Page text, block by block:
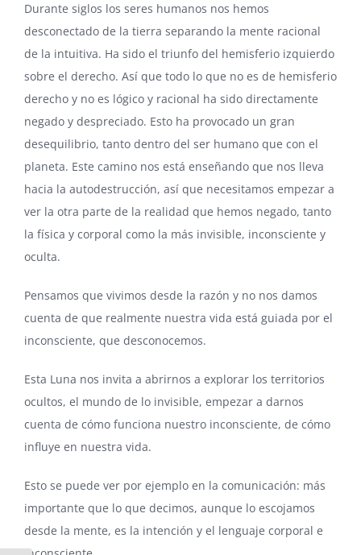
Durante siglos los seres humanos nos hemos
desconectado de la tierra separando la mente racional
de la intuitiva. Ha sido el triunfo del hemisferio izquierdo
sobre el derecho. Así que todo lo que no es de hemisferio
derecho y no es lógico y racional ha sido directamente
negado y despreciado. Esto ha provocado un gran
desequilibrio, tanto dentro del ser humano que con el
planeta. Este camino nos está enseñando que nos lleva
hacia la autodestrucción, así que necesitamos empezar a
ver la otra parte de la realidad que hemos negado, tanto
la física y corporal como la más invisible, inconsciente y
oculta.
Pensamos que vivimos desde la razón y no nos damos
cuenta de que realmente nuestra vida está guiada por el
inconsciente, que desconocemos.
Esta Luna nos invita a abrirnos a explorar los territorios
ocultos, el mundo de lo invisible, empezar a darnos
cuenta de cómo funciona nuestro inconsciente, de cómo
influye en nuestra vida.
Esto se puede ver por ejemplo en la comunicación: más
importante que lo que decimos, aunque lo escojamos
desde la mente, es la intención y el lenguaje corporal e